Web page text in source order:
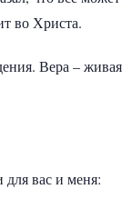
во Христа.
Вера – живая
вас и меня: